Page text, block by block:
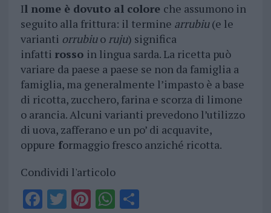
Il nome è dovuto al colore che assumono in
seguito alla frittura: il termine arrubiu(e le
varianti orrubiuo ruju) significa
infatti rosso in lingua sarda. La ricetta può
variare da paese a paese se non da famiglia a
famiglia, ma generalmente l’impasto è a base
di ricotta, zucchero, farina e scorza di limone
o arancia. Alcuni varianti prevedono l’utilizzo
di uova, zafferano e un po’ di acquavite,
oppure formaggio fresco anziché ricotta.
Condividi l'articolo
F T PiWS